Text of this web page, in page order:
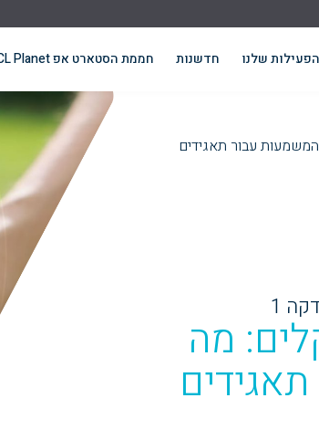
הפעילות שלנו חדשנות חממת הסטארט אפ ICL Planet
המשמעות עבור תאגידים
1
מה